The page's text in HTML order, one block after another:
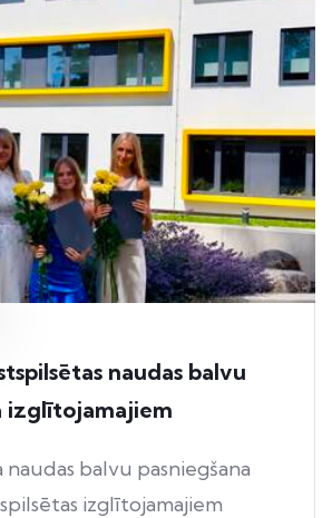
naudas balvu
izglītojamajiem
balvu pasniegšana
izglītojamajiem